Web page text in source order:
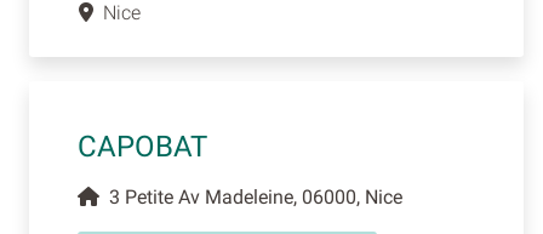
Nice
CAPOBAT
3 Petite Av Madeleine, 06000, Nice